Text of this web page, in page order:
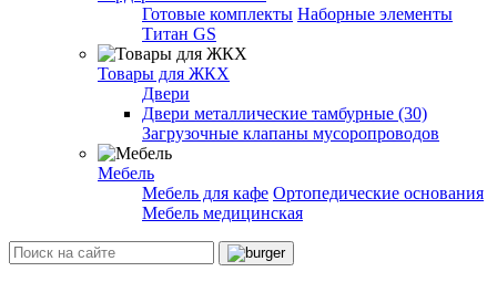
Готовые комплекты Наборные элементы
Титан GS
Товары для ЖКХ
Двери
Двери металлические тамбурные (30)
Загрузочные клапаны мусоропроводов
Мебель
Мебель для кафе Ортопедические основания
Мебель медицинская